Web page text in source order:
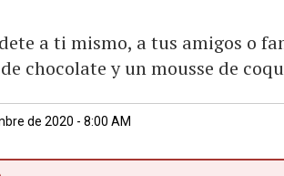
a ti mismo, a tus amigos o
chocolate y un mousse de
de 2020 - 8:00 AM